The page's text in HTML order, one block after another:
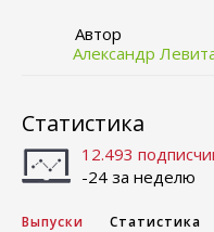
Автор
Александр
Статистика
12.493
-24 за неделю
Выпуски Статистика